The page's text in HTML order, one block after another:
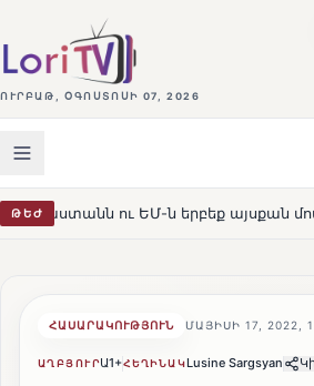
ՈՒՐԲԱԹ, ՕԳՈՍՏՈՍԻ 07, 2026
ԹԵԺ
ն երբեք այսքան մոտ չեն եղել»
ՀԱՍԱՐԱԿՈՒԹՅՈՒՆ ՄԱՅԻՍԻ 17, 2022,
ԱՂԲՅՈՒՐԱ1+ՀԵՂԻՆԱԿLusine Sargsyan